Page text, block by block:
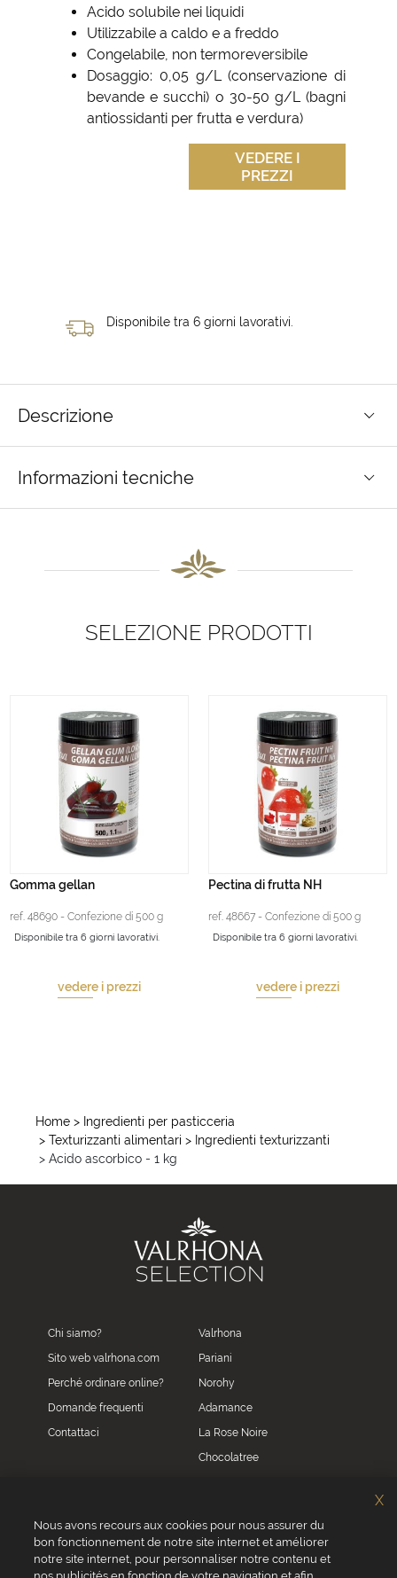
Acido solubile nei liquidi
Utilizzabile a caldo e a freddo
Congelabile, non termoreversibile
Dosaggio: 0,05 g/L (conservazione di
bevande e succhi) o 30-50 g/L (bagni
antiossidanti per frutta e verdura)
VEDERE I
PREZZI
Disponibile tra 6 giorni lavorativi.
Descrizione
Informazioni tecniche
SELEZIONE PRODOTTI
Gomma gellan
ref. 48690 - Confezione di 500 g
Disponibile tra 6 giorni lavorativi.
vedere i prezzi
Pectina di frutta NH
ref. 48667 - Confezione di 500 g
Disponibile tra 6 giorni lavorativi.
vedere i prezzi
Home > Ingredienti per pasticceria
> Texturizzanti alimentari > Ingredienti texturizzanti
> Acido ascorbico - 1 kg
Chi siamo?
Sito web valrhona.com
Perché ordinare online?
Domande frequenti
Contattaci
Valrhona
Pariani
Norohy
Adamance
La Rose Noire
Chocolatree
Servizio clienti
0039 02 82 94 01 46
Nous avons recours aux cookies pour nous assurer du
bon fonctionnement de notre site internet et améliorer
notre site internet, pour personnaliser notre contenu et
X